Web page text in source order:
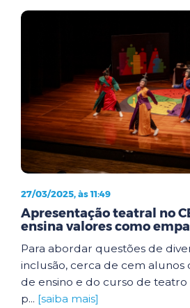
27/03/2025, às 11:49
Apresentação teatral no
ensina valores como
Para abordar questões de
inclusão, cerca de cem alunos
de ensino e do curso de teatro
p... [saiba mais]